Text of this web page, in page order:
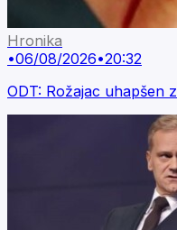
Hronika
•06/08/2026•20:32
ODT: Rožajac uhapšen